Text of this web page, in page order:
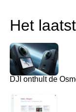
Het
DJI onthult de